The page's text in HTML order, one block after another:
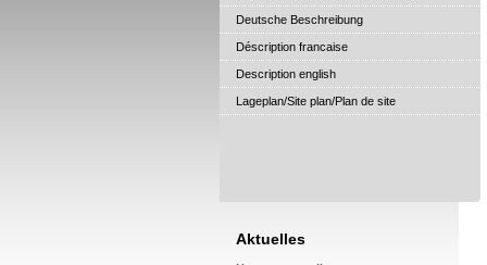
Deutsche Beschreibung
Déscription francaise
Description english
Lageplan/Site plan/Plan de site
Aktuelles